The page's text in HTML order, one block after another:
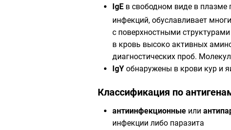
IgE в свободном виде в плазме
инфекций, обуславливает
с поверхностными
в кровь высоко активных
диагностических проб.
IgY обнаружены в крови кур и
Классификация по
антиинфекционные или
инфекции либо паразита